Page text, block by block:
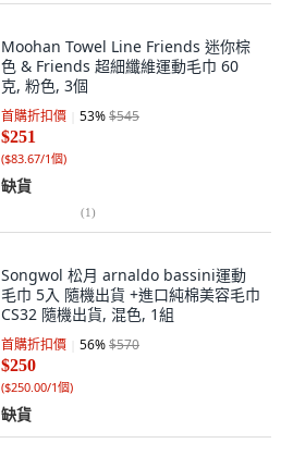
Moohan Towel Line Friends 迷你棕
色 & Friends 超細纖維運動毛巾 60
克, 粉色, 3個
首購折扣價 53%$545
$251
($83.67/1個)
缺貨
(1)
Songwol 松月 arnaldo bassini運動
毛巾 5入 隨機出貨 +進口純棉美容毛巾
CS32 隨機出貨, 混色, 1組
首購折扣價 56%$570
$250
($250.00/1個)
缺貨